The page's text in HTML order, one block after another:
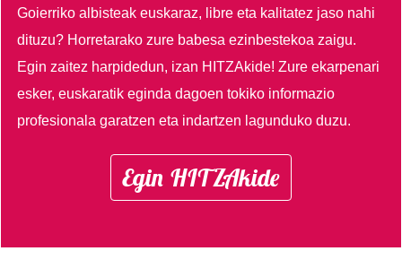
Goierriko albisteak euskaraz, libre eta kalitatez jaso nahi
dituzu? Horretarako zure babesa ezinbestekoa zaigu.
Egin zaitez harpidedun, izan HITZAkide!Zure ekarpenari
esker, euskaratik eginda dagoen tokiko informazio
profesionala garatzen eta indartzen lagunduko duzu.
Egin HITZAkide